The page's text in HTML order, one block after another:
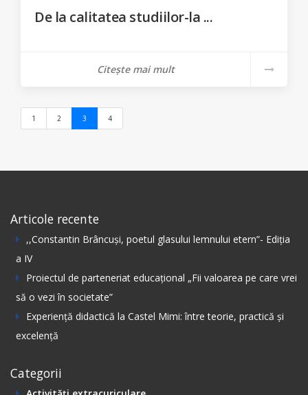
De la calitatea studiilor-la ...
Citește mai mult
1 2 3 (current)
4
Articole recente
,,Constantin Вrâncuși, poetul glasului lemnului etern”- Ediția
а IV
Proiectul de parteneriat educațional „Fii valoarea pe care vrei
să o vezi în societate”
Experiență didactică la Castel Mimi: între teorie, practică și
excelență
Categorii